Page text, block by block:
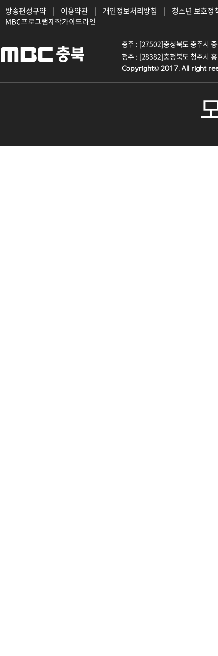
방송편성규약 | 이용약관 | 개인정보처리방침 |
청소년 보호정
MBC프로그램제작가이드라인
충주 : [27502]충청북도 충주시
청주 : [28382]충청북도 청주시
Copyright© 2017. All right